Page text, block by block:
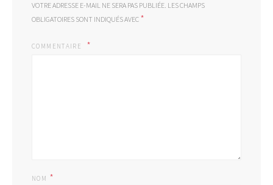
VOTRE ADRESSE E-MAIL NE SERA PAS PUBLIÉE. LES CHAMPS
OBLIGATOIRES SONT INDIQUÉS AVEC *
COMMENTAIRE
NOM *